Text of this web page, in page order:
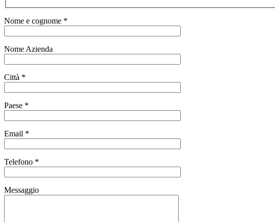
Nome e cognome *
Nome Azienda
Città *
Paese *
Email *
Telefono *
Messaggio